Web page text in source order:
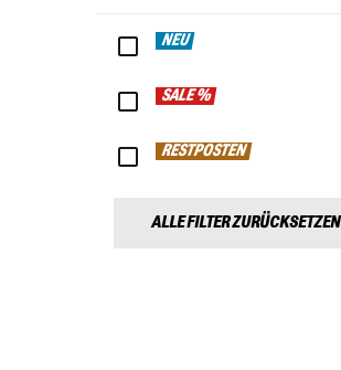
NEU
SALE %
RESTPOSTEN
ALLE FILTER ZURÜCKSETZEN